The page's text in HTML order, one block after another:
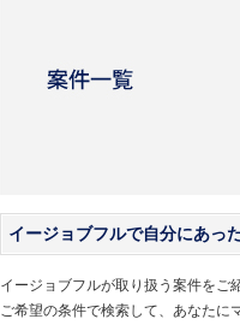
イージョブフルで自分にあっ
イージョブフルが取り扱う案件をご
ご希望の条件で検索して、あなたに